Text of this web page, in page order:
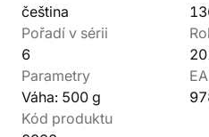
čeština
Pořadí v sérii
6
Parametry
Váha: 500 g
Kód produktu